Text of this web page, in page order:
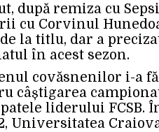
după remiza cu
cu Corvinul
la titlu, dar a
în acest sezon.
covăsnenilor i-a
câștigarea
liderului
Universitatea